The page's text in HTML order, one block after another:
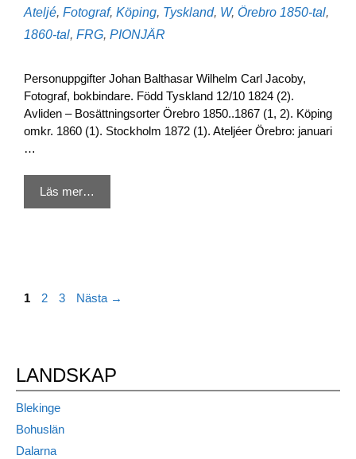
Kategorier
Ateljé, Fotograf, Köping, Tyskland, W, Örebro Etiketter
1850-tal,
1860-tal, FRG, PIONJÄR
Personuppgifter Johan Balthasar Wilhelm Carl Jacoby,
Fotograf, bokbindare. Född Tyskland 12/10 1824 (2).
Avliden – Bosättningsorter Örebro 1850..1867 (1, 2). Köping
omkr. 1860 (1). Stockholm 1872 (1). Ateljéer Örebro: januari
…
Läs mer…
Sida
1 Sida
2 Sida
3 Nästa →
LANDSKAP
Blekinge
Bohuslän
Dalarna